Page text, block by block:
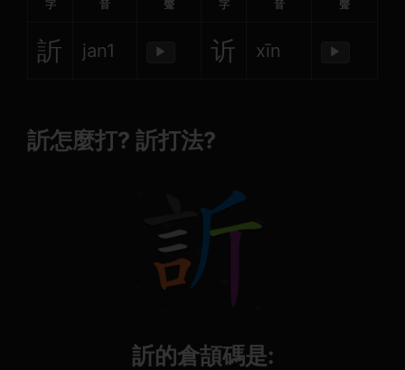
字
音
聲
字
音
聲
訢 jan1 ▶ 䜣 xīn ▶
訢怎麼打? 訢打法?
訢的倉頡碼是: